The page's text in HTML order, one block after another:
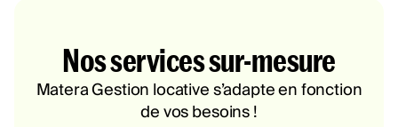
Nos services sur-mesure
Matera Gestion locative s’adapte en fonction
de vos besoins !